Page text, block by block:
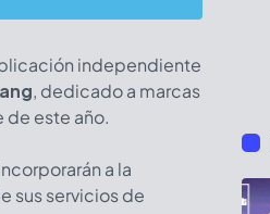
independiente
, dedicado a marcas
este año.
a la
sus servicios de